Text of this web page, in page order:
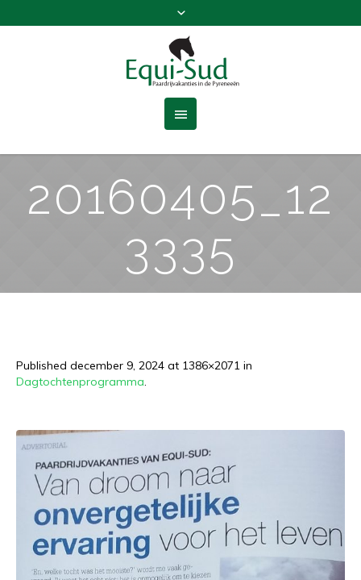
20160405_12
3335
Published december 9, 2024 at 1386×2071 in
Dagtochtenprogramma.